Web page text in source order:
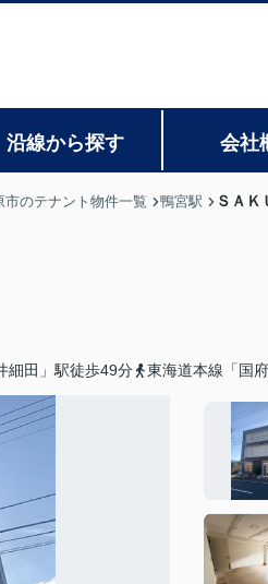
沿線から探す 会社
市のテナント物件一覧 鴨宮駅 ＳＡＫ
細田」駅徒歩49分 東海道本線「国